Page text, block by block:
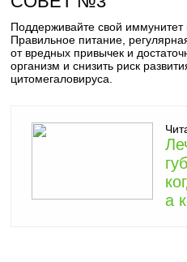
Поддерживайте свой иммунитет
Правильное питание,
от вредных привычек и
организм и снизить риск
цитомегаловируса.
а